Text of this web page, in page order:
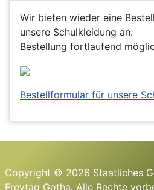
Wir bieten wieder eine
unsere Schulkleidung an.
Bestellung fortlaufend
Bestellformular für unsere
Copyright © 2026 Staatliches
Freytag Gotha. Alle Rechte